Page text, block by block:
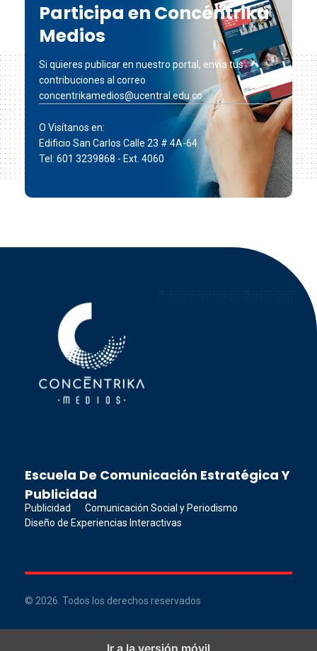
Participa en Concéntrika
Medios
Si quieres publicar en nuestro portal, envía tus
contribuciones al correo
concentrikamedios@ucentral.edu.co
O Visítanos en:
Edificio San Carlos Calle 23 # 4A-64
Tel: 601 3239868 - Ext. 4060
Escuela De Comunicación Estratégica Y
Publicidad
Publicidad
Comunicación Social y Periodismo
Diseño de Experiencias Interactivas
© 2026. Todos los derechos reservados